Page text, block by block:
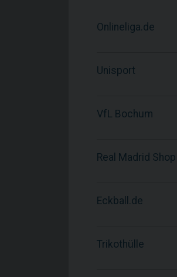
Onlineliga.de
Unisport
VfL Bochum
Real Madrid Shop
Eckball.de
Trikothülle